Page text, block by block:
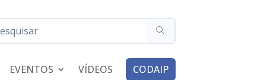
EVENTOS VÍDEOS CODAIP